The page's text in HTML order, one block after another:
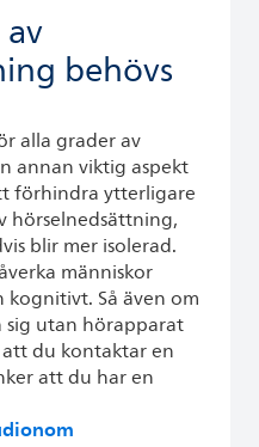
behövs
alla grader av
annan viktig aspekt
förhindra ytterligare
hörselnedsättning,
blir mer isolerad.
människor
kognitivt. Så även om
sig utan hörapparat
du kontaktar en
att du har en